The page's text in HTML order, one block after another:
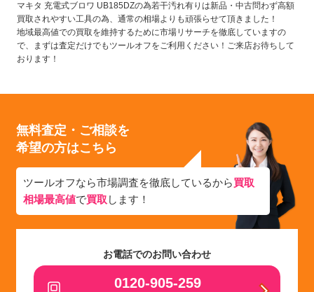
マキタ 充電式ブロワ UB185DZの為若干汚れ有りは新品・中古問わず高額
買取されやすい工具の為、通常の相場よりも頑張らせて頂きました！
地域最高値での買取を維持するために市場リサーチを徹底していますの
で、
まずは査定だけでもツールオフをご利用ください！ ご来店お待ちして
おります！
無料査定・ご相談を
希望の方はこちら
ツールオフなら市場調査を徹底しているから買取
相場最高値で買取 します！
お電話でのお問い合わせ
0120-905-259